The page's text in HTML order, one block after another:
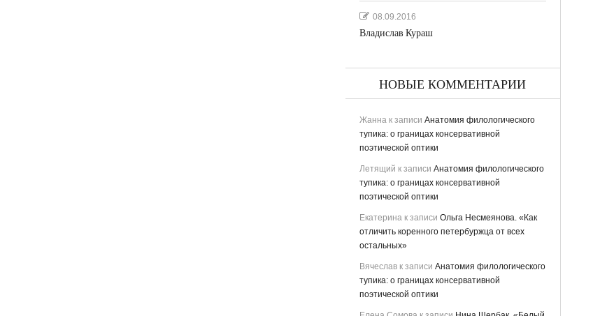
08.09.2016
Владислав Кураш
НОВЫЕ КОММЕНТАРИИ
Жаннак записи Анатомия филологического
тупика: о границах консервативной
поэтической оптики
Летящий к записи Анатомия филологического
тупика: о границах консервативной
поэтической оптики
Екатеринак записи Ольга Несмеянова. «Как
отличить коренного петербуржца от всех
остальных»
Вячеславк записи Анатомия филологического
тупика: о границах консервативной
поэтической оптики